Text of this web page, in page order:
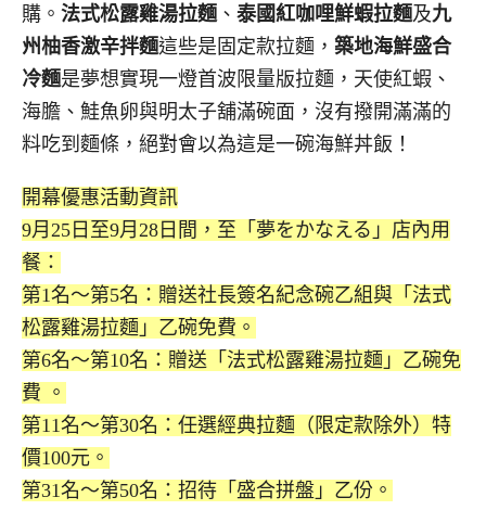
購。 法式松露雞湯拉麵、 泰國紅咖哩鮮蝦拉麵及九
州柚香激辛拌麵這些是固定款拉麵， 築地海鮮盛合
冷麵是夢想實現一燈首波限量版拉麵，天使紅蝦、
海膽、鮭魚卵與明太子舖滿碗面，沒有撥開滿滿的
料吃到麵條，絕對會以為這是一碗海鮮丼飯！
開幕優惠活動資訊
9月25日至9月28日間，至「夢をかなえる」店內用
餐：
第1名～第5名：贈送社長簽名紀念碗乙組與「法式
松露雞湯拉麵」乙碗免費。
第6名～第10名：贈送「法式松露雞湯拉麵」乙碗免
費 。
第11名～第30名：任選經典拉麵（限定款除外）特
價100元。
第31名～第50名：招待「盛合拼盤」乙份。